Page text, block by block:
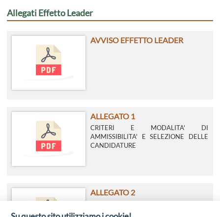
Allegati Effetto Leader
AVVISO EFFETTO LEADER
ALLEGATO 1
CRITERI E MODALITA' DI
AMMISSIBILITA' E SELEZIONE DELLE
CANDIDATURE
ALLEGATO 2
AUTODICHIARAZIONE AI SENSI DEGLI